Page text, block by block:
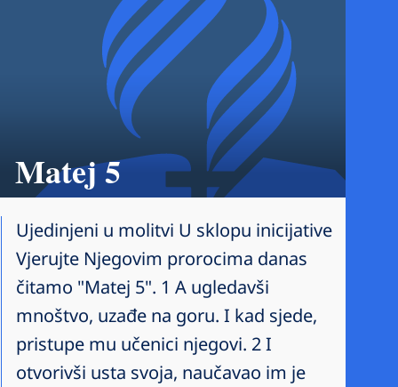
Matej 5
Ujedinjeni u molitvi U sklopu inicijative
Vjerujte Njegovim prorocima danas
čitamo "Matej 5". 1 A ugledavši
mnoštvo, uzađe na goru. I kad sjede,
pristupe mu učenici njegovi. 2 I
otvorivši usta svoja, naučavao im je